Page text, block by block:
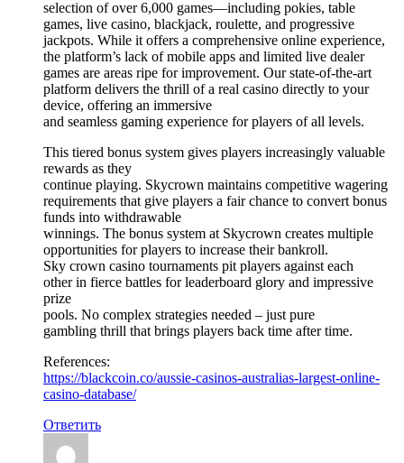
selection of over 6,000 games—including pokies, table
games, live casino, blackjack, roulette, and progressive
jackpots. While it offers a comprehensive online experience,
the platform’s lack of mobile apps and limited live dealer
games are areas ripe for improvement. Our state-of-the-art
platform delivers the thrill of a real casino directly to your
device, offering an immersive
and seamless gaming experience for players of all levels.
This tiered bonus system gives players increasingly valuable
rewards as they
continue playing. Skycrown maintains competitive wagering
requirements that give players a fair chance to convert bonus
funds into withdrawable
winnings. The bonus system at Skycrown creates multiple
opportunities for players to increase their bankroll.
Sky crown casino tournaments pit players against each
other in fierce battles for leaderboard glory and impressive
prize
pools. No complex strategies needed – just pure
gambling thrill that brings players back time after time.
References:
https://blackcoin.co/aussie-casinos-australias-largest-online-
casino-database/
Ответить